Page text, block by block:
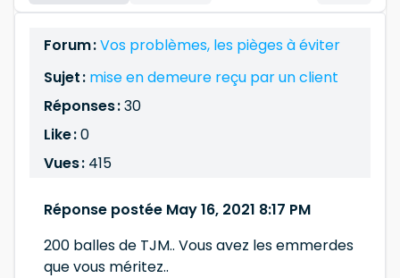
Forum :Vos problèmes, les pièges à éviter
Sujet : mise en demeure reçu par un client
Réponses :30
Like :0
Vues : 415
Réponse postée May 16, 2021 8:17 PM
200 balles de TJM.. Vous avez les emmerdes
que vous méritez..